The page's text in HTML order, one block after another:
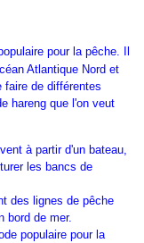
pour la pêche. Il
Atlantique Nord et
faire de différentes
hareng que l'on veut
à partir d'un bateau,
les bancs de
des lignes de pêche
bord de mer.
populaire pour la